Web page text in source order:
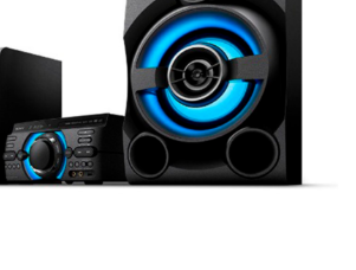
Contraseña perdida?